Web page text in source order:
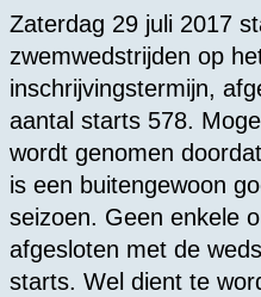
Zaterdag 29 juli 2017
zwemwedstrijden op
inschrijvingstermijn,
aantal starts 578.
wordt genomen
is een buitengewoon
seizoen. Geen enkele
afgesloten met de
starts. Wel dient te